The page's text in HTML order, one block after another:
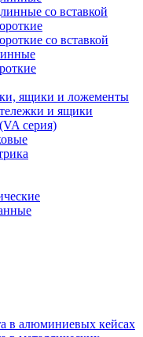
со вставкой
со вставкой
ящики и ложементы
и ящики
серия)
в алюминиевых кейсах